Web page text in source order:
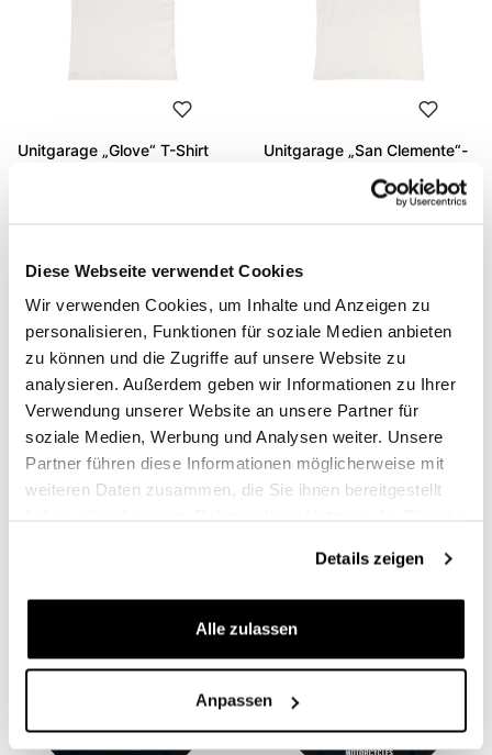
Diese Webseite verwendet Cookies
Wir verwenden Cookies, um Inhalte und Anzeigen zu
personalisieren, Funktionen für soziale Medien anbieten
zu können und die Zugriffe auf unsere Website zu
analysieren. Außerdem geben wir Informationen zu Ihrer
Verwendung unserer Website an unsere Partner für
soziale Medien, Werbung und Analysen weiter. Unsere
Partner führen diese Informationen möglicherweise mit
weiteren Daten zusammen, die Sie ihnen bereitgestellt
Details zeigen
Alle zulassen
Anpassen
Unitgarage „Glove“ T-Shirt
Unitgarage „San Clemente“-
Code: U133
€ 53,00